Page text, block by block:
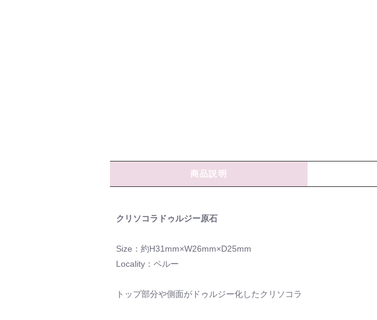
商品説明
クリソコラドゥルジー原石
Size：約H31mm×W26mm×D25mm
Locality：ペルー
トップ部分や側面がドゥルジー化したクリソコラ